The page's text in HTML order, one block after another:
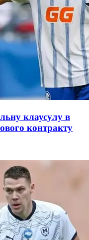
клаусулу в
контракту